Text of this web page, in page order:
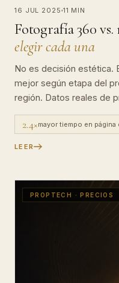
16 JUL 2025 11 MIN
Fotografía 360
elegir cada una
No es decisión estética.
mejor según etapa del
región. Datos reales de
2.4×mayor tiempo en
LEER
PROPTECH · PRECIOS